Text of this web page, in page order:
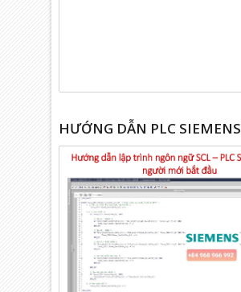
HƯỚNG DẪN PLC SIEMENS